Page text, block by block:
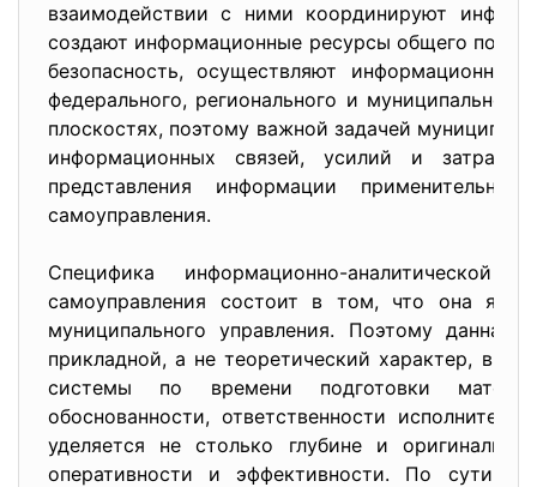
взаимодействии с ними координируют
создают информационные ресурсы общего
безопасность, осуществляют
федерального, регионального и
плоскостях, поэтому важной задачей
информационных связей, усилий и затрат
представления информации
самоуправления.
Специфика информационно-аналитической
самоуправления состоит в том, что она
муниципального управления. Поэтому данная
прикладной, а не теоретический характер, в
системы по времени подготовки
обоснованности, ответственности
уделяется не столько глубине и
оперативности и эффективности. По сути